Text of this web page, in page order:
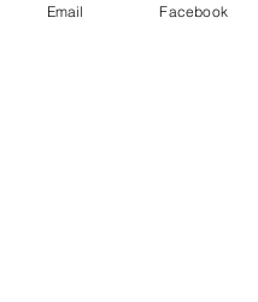
Email Facebook